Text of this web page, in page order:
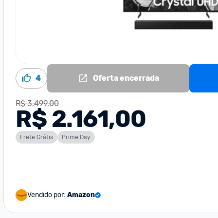
4 Oferta encerrada
R$ 3.499,00
R$ 2.161,00
Frete Grátis Prime Day
Vendido por: Amazon